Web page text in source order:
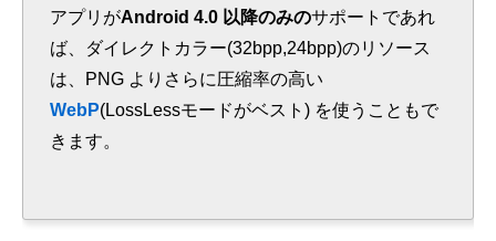
アプリがAndroid 4.0 以降のみのサポートであれ
ば、ダイレクトカラー(32bpp,24bpp)のリソース
は、PNG よりさらに圧縮率の高い
WebP(LossLessモードがベスト) を使うこともで
きます。